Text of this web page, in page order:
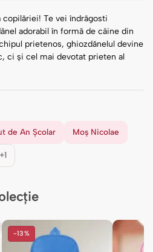
Te vei îndrăgosti
adorabil în formă de câine din
prietenos, ghiozdănelul devine
ci și cel mai devotat prieten al
de An Școlar Moș Nicolae
+1
-13%